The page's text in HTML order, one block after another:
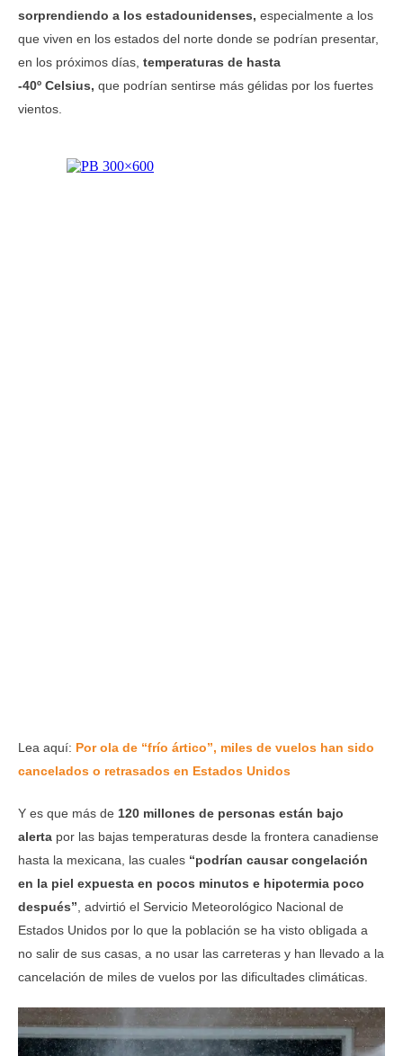
sorprendiendo a los estadounidenses, especialmente a los
que viven en los estados del norte donde se podrían presentar,
en los próximos días, temperaturas de hasta
-40º Celsius, que podrían sentirse más gélidas por los fuertes
vientos.
Lea aquí: Por ola de “frío ártico”, miles de vuelos han sido
cancelados o retrasados en Estados Unidos
Y es que más de 120 millones de personas están bajo
alerta por las bajas temperaturas desde la frontera canadiense
hasta la mexicana, las cuales “podrían causar congelación
en la piel expuesta en pocos minutos e hipotermia poco
después” , advirtió el Servicio Meteorológico Nacional de
Estados Unidos por lo que la población se ha visto obligada a
no salir de sus casas, a no usar las carreteras y han llevado a la
cancelación de miles de vuelos por las dificultades climáticas.